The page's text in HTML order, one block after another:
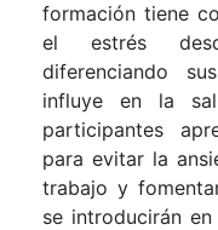
formación tiene
el estrés
diferenciando
influye en la
participantes
para evitar la
trabajo y
se introducirán